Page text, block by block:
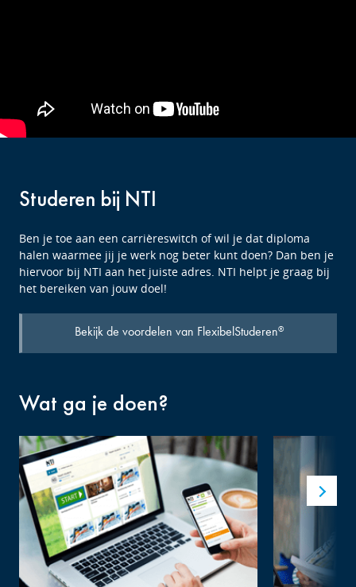
Studeren bij NTI
Ben je toe aan een carrièreswitch of wil je dat diploma
halen waarmee jij je werk nog beter kunt doen? Dan ben je
hiervoor bij NTI aan het juiste adres. NTI helpt je graag bij
het bereiken van jouw doel!
Bekijk de voordelen van FlexibelStuderen®
Wat ga je doen?